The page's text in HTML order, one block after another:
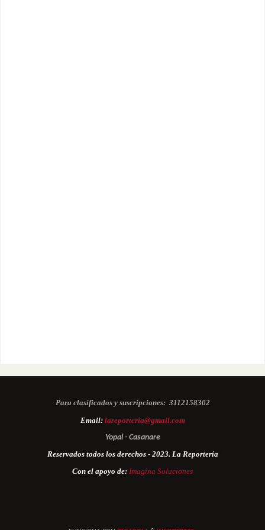
Para clasificados y suscripciones: 3112158302
Email: lareporteria@gmail.com
Yopal - Casanare
Reservados todos los derechos - 2023. La Reportería
Con el apoyo de: Imagina Soluciones